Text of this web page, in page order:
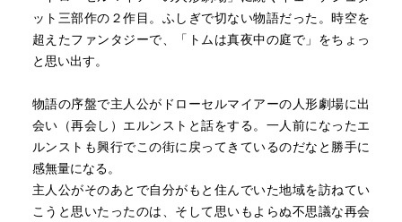
たのかな。
再読したらさらにいろんな仕掛けがありそうな一冊で、こ
れ自体もカラクリ時計のようだ。
ット三部作の２作目。ふしぎで切ない物語だった。時空を
超えたファンタジーで、「トムは真夜中の庭で」をちょっ
と思い出す。
物語の序盤で主人公がドローセルマイアーの人形劇場に出
会い（再会し）エルンストと話をする。一人前になったエ
ルンストも興行でこの街に戻ってきているのだなと勝手に
感無量になる。
主人公がそのあとで自分がもと住んでいた地域を訪ねてい
こうと思いたったのは、そして思いもよらぬ不思議な再会